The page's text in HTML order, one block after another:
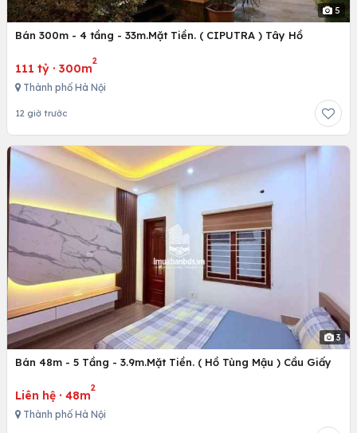
5
Bán 300m - 4 tầng - 33m.Mặt Tiền. ( CIPUTRA ) Tây Hồ
111 tỷ · 300m
2
Thành phố Hà Nội
12 giờ trước
3
Bán 48m - 5 Tầng - 3.9m.Mặt Tiền. ( Hồ Tùng Mậu ) Cầu Giấy
Liên hệ · 48m
2
Thành phố Hà Nội